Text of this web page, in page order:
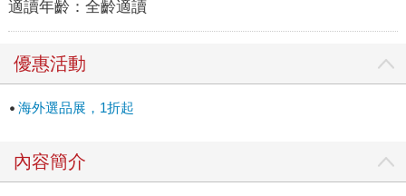
適讀年齡： 全齡適讀
優惠活動
海外選品展，1折起
內容簡介